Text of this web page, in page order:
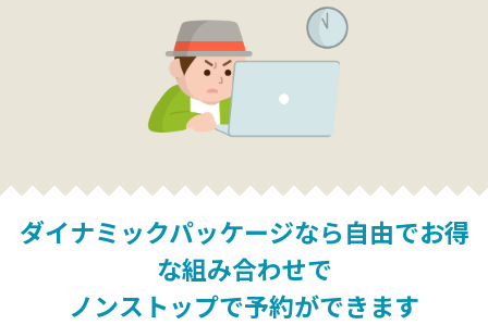
ダイナミックパッケージなら自由でお得
な組み合わせで
ノンストップで予約ができます